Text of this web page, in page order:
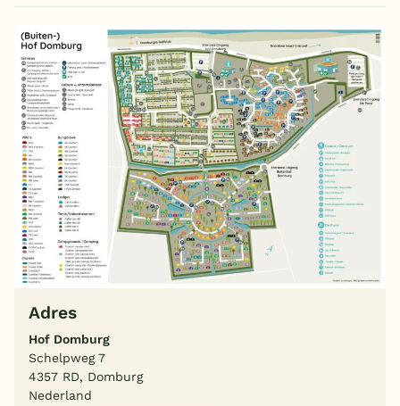
Adres
Hof Domburg
Schelpweg 7
4357 RD, Domburg
Nederland